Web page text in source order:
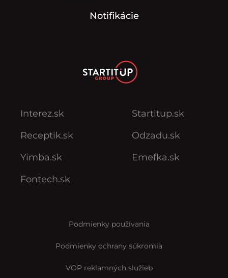
Notifikácie
Interez.sk
Receptik.sk
Yimba.sk
Fontech.sk
Startitup.sk
Odzadu.sk
Emefka.sk
Podmienky používania
Podmienky ochrany súkromia
VOP reklamných služieb